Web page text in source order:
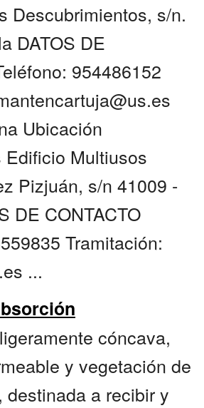
Descubrimientos, s/n.
DATOS DE
954486152
Ubicación
Edificio Multiusos
Pizjuán, s/n 41009 -
DE CONTACTO
Tramitación:
...
cóncava,
y vegetación de
destinada a recibir y